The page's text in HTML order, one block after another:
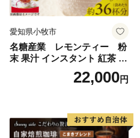
愛知県小牧市
名糖産業 レモンティー 粉
末 果汁 インスタント 紅茶 ビ
タミンC 袋 ロングセラー 粉
末飲料 粉末茶 簡単 手軽 ホッ
22,000円